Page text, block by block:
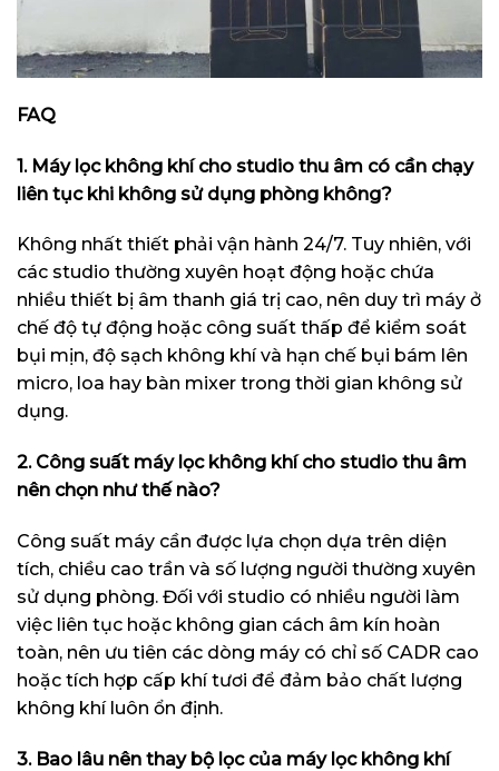
FAQ
1. Máy lọc không khí cho studio thu âm có cần chạy
liên tục khi không sử dụng phòng không?
Không nhất thiết phải vận hành 24/7. Tuy nhiên, với
các studio thường xuyên hoạt động hoặc chứa
nhiều thiết bị âm thanh giá trị cao, nên duy trì máy ở
chế độ tự động hoặc công suất thấp để kiểm soát
bụi mịn, độ sạch không khí và hạn chế bụi bám lên
micro, loa hay bàn mixer trong thời gian không sử
dụng.
2. Công suất máy lọc không khí cho studio thu âm
nên chọn như thế nào?
Công suất máy cần được lựa chọn dựa trên diện
tích, chiều cao trần và số lượng người thường xuyên
sử dụng phòng. Đối với studio có nhiều người làm
việc liên tục hoặc không gian cách âm kín hoàn
toàn, nên ưu tiên các dòng máy có chỉ số CADR cao
hoặc tích hợp cấp khí tươi để đảm bảo chất lượng
không khí luôn ổn định.
3. Bao lâu nên thay bộ lọc của máy lọc không khí